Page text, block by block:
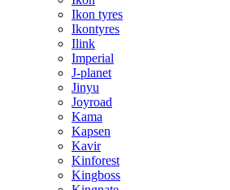
Ikon tyres
Ikontyres
Ilink
Imperial
J-planet
Jinyu
Joyroad
Kama
Kapsen
Kavir
Kinforest
Kingboss